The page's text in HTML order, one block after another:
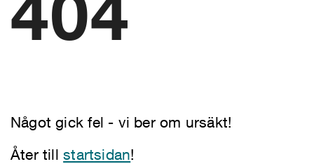
Något gick fel - vi ber om ursäkt!
Åter tillstartsidan!